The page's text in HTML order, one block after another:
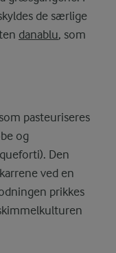
de særlige
danablu, som
pasteuriseres
og
Den
ved en
prikkes